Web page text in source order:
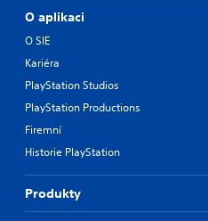
O aplikaci
O SIE
Kariéra
PlayStation Studios
PlayStation Productions
Firemní
Historie PlayStation
Produkty